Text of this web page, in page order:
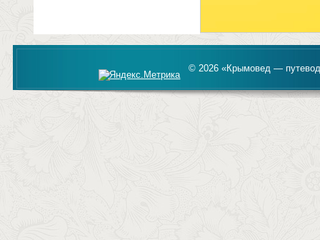
© 2026 «Крымовед —